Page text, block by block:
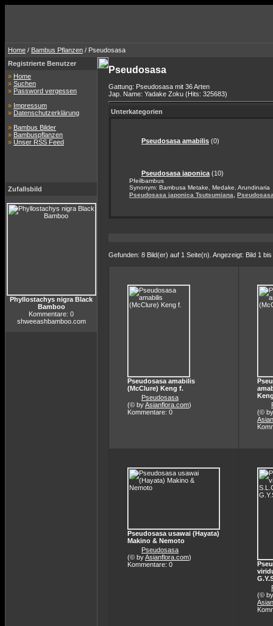
Home / Bambus Pflanzen / Pseudosasa
Registrierte Benutzer
» Home
» Suchen
» Password vergessen
» Impressum
» Datenschutzerklärung
» Bambus Bilder
» Bambuspflanzen
» Unser RSS Feed
Zufallsbild
Phyllostachys nigra Black
Bamboo
Kommentare: 0
shweeashbamboo.com
Pseudosasa
Gattung: Pseudosasa mit 36 Arten
Jap. Name: Yadake Zoku (Hits: 325683)
Unterkategorien
Pseudosasa amabilis (0)
Pseudosasa japonica (10)
Pfeilbambus
Synonym: Bambusa Metake, Medake, Arundinaria
Pseudosasa japonica Tsutsumiana
Gefunden: 8 Bild(er) auf 1 Seite(n). Angezeigt: Bild 1 bis
Pseudosasa amabilis
(McClure) Keng f.
Pseudosasa
(© byAsianflora.com)
Kommentare: 0
(© by
Pseudosasa usawai (Hayata)
Makino & Nemoto
Pseudosasa
(© byAsianflora.com)
Kommentare: 0
(© by